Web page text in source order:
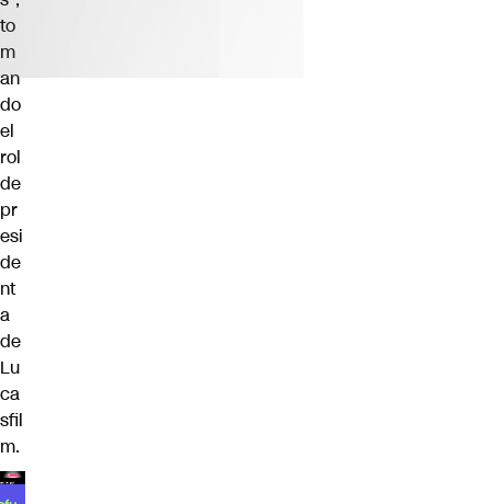
to
m
an
do
el
rol
de
pr
esi
de
nt
a
de
Lu
ca
sfil
m.